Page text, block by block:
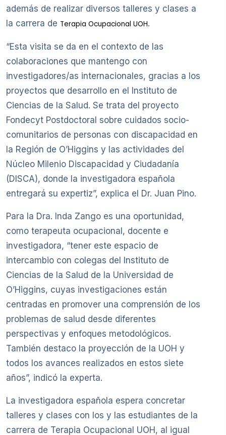
además de realizar diversos talleres y clases a
la carrera de Terapia Ocupacional UOH.
“Esta visita se da en el contexto de las
colaboraciones que mantengo con
investigadores/as internacionales, gracias a los
proyectos que desarrollo en el Instituto de
Ciencias de la Salud. Se trata del proyecto
Fondecyt Postdoctoral sobre cuidados socio-
comunitarios de personas con discapacidad en
la Región de O’Higgins y las actividades del
Núcleo Milenio Discapacidad y Ciudadanía
(DISCA), donde la investigadora española
entregará su expertiz”, explica el Dr. Juan Pino.
Para la Dra. Inda Zango es una oportunidad,
como terapeuta ocupacional, docente e
investigadora, “tener este espacio de
intercambio con colegas del Instituto de
Ciencias de la Salud de la Universidad de
O’Higgins, cuyas investigaciones están
centradas en promover una comprensión de los
problemas de salud desde diferentes
perspectivas y enfoques metodológicos.
También destaco la proyección de la UOH y
todos los avances realizados en estos siete
años”, indicó la experta.
La investigadora española espera concretar
talleres y clases con los y las estudiantes de la
carrera de Terapia Ocupacional UOH, al igual